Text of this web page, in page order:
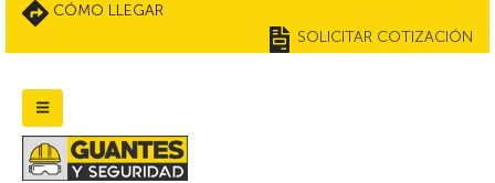
CÓMO LLEGAR
SOLICITAR COTIZACIÓN